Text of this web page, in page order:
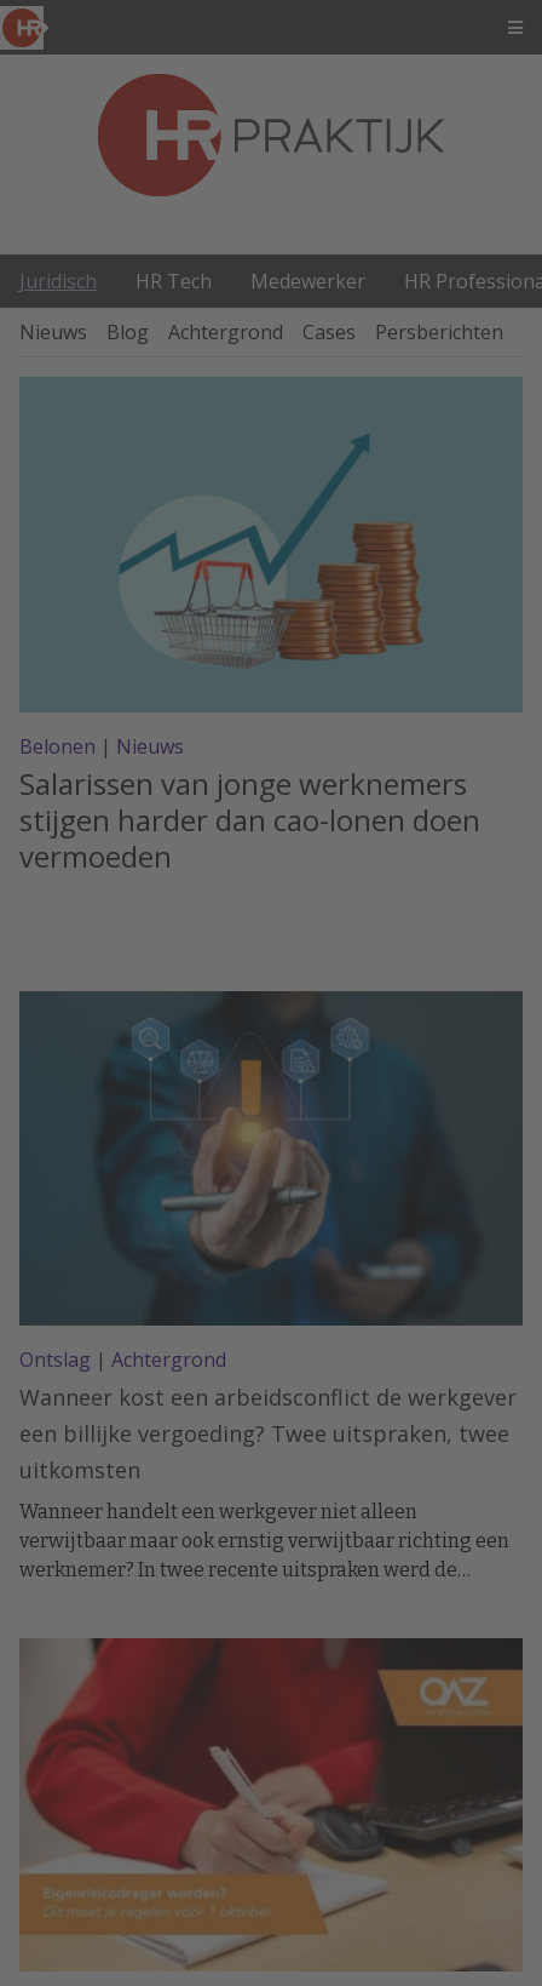
Juridisch HR Tech Medewerker
HR
Nieuws
Blog Achtergrond Cases Persberichten
Belonen | Nieuws
Salarissen van jonge werknemers
stijgen harder dan cao-lonen doen
vermoeden
Ontslag | Achtergrond
Wanneer kost een arbeidsconflict de werkgever
een billijke vergoeding? Twee uitspraken, twee
uitkomsten
Wanneer handelt een werkgever niet alleen
verwijtbaar maar ook ernstig verwijtbaar richting een
werknemer? In twee recente uitspraken werd de
forse billijke vergoeding betalen, in het andere geval
hoefde dat niet.